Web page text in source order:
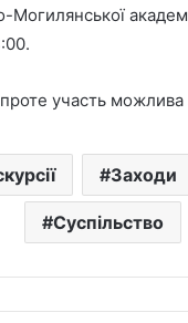
Могилянської
участь
Заходи
Суспільство